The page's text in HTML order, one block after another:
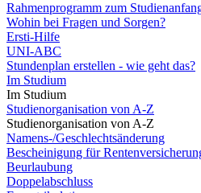
Rahmenprogramm zum
Wohin bei Fragen und Sorgen?
Ersti-Hilfe
UNI-ABC
Stundenplan erstellen - wie geht das?
Im Studium
Im Studium
Studienorganisation von A-Z
Studienorganisation von A-Z
Namens-/Geschlechtsänderung
Bescheinigung für
Beurlaubung
Doppelabschluss